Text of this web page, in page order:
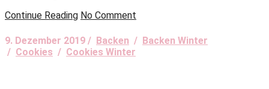
Continue Reading No Comment
9. Dezember 2019 / Backen / Backen Winter
/ Cookies / Cookies Winter